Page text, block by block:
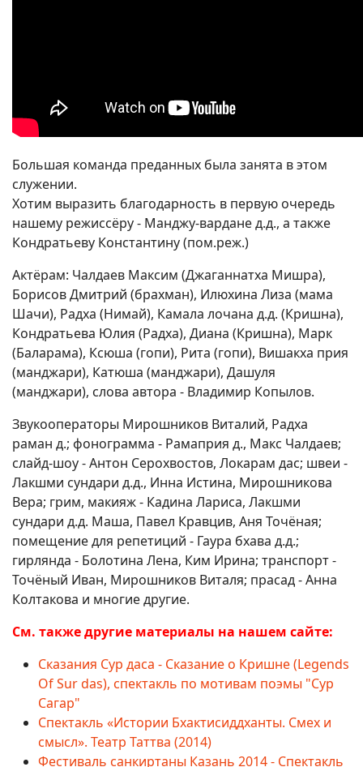
Большая команда преданных была занята в этом
служении.
Хотим выразить благодарность в первую очередь
нашему режиссёру - Манджу-вардане д.д., а также
Кондратьеву Константину (пом.реж.)
Актёрам: Чалдаев Максим (Джаганнатха Мишра),
Борисов Дмитрий (брахман), Илюхина Лиза (мама
Шачи), Радха (Нимай), Камала лочана д.д. (Кришна),
Кондратьева Юлия (Радха), Диана (Кришна), Марк
(Баларама), Ксюша (гопи), Рита (гопи), Вишакха прия
(манджари), Катюша (манджари), Дашуля
(манджари), слова автора - Владимир Копылов.
Звукооператоры Мирошников Виталий, Радха
раман д.; фонограмма - Рамаприя д., Макс Чалдаев;
слайд-шоу - Антон Серохвостов, Локарам дас; швеи -
Лакшми сундари д.д., Инна Истина, Мирошникова
Вера; грим, макияж - Кадина Лариса, Лакшми
сундари д.д. Маша, Павел Кравцив, Аня Точёная;
помещение для репетиций - Гаура бхава д.д.;
гирлянда - Болотина Лена, Ким Ирина; транспорт -
Точёный Иван, Мирошников Виталя; прасад - Анна
Колтакова и многие другие.
См. также другие материалы на нашем сайте:
Сказания Сур даса - Сказание о Кришне (Legends
Of Sur das), спектакль по мотивам поэмы "Сур
Сагар"
Спектакль «Истории Бхактисиддханты. Смех и
смысл». Театр Таттва (2014)
Фестиваль санкиртаны Казань 2014 - Спектакль